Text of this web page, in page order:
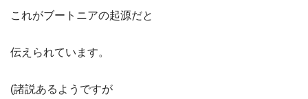
これがブートニアの起源だと
伝えられています。
(諸説あるようですが